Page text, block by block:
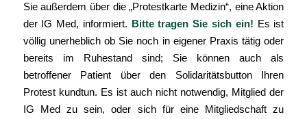
Sie außerdem über die „Protestkarte Medizin“, eine Aktion
der IG Med, informiert. Bitte tragen Sie sich ein! Es ist
völlig unerheblich ob Sie noch in eigener Praxis tätig oder
bereits im Ruhestand sind; Sie können auch als
betroffener Patient über den Solidaritätsbutton Ihren
Protest kundtun. Es ist auch nicht notwendig, Mitglied der
IG Med zu sein, oder sich für eine Mitgliedschaft zu